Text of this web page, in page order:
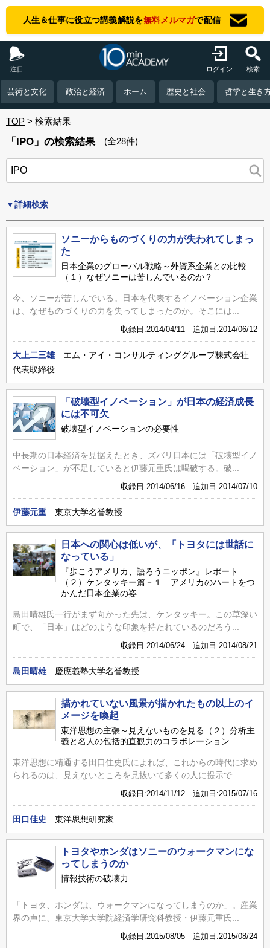
人生＆仕事に役立つ講義解説を無料メルマガで配信
注目 ログイン 検索
芸術と文化 政治と経済 ホーム 歴史と社会 哲学と生き
TOP 検索結果
「IPO」の検索結果 (全28件)
▼詳細検索
ソニーからものづくりの力が失われてしまっ
た
日本企業のグローバル戦略～外資系企業との比較
（１）なぜソニーは苦しんでいるのか？
今、ソニーが苦しんでいる。日本を代表するイノベーション企業
は、なぜものづくりの力を失ってしまったのか。そこには...
収録日:2014/04/11 追加日:2014/06/12
大上二三雄
エム・アイ・コンサルティンググループ株式会社
代表取締役
「破壊型イノベーション」が日本の経済成長
には不可欠
破壊型イノベーションの必要性
中長期の日本経済を見据えたとき、ズバリ日本には「破壊型イノ
ベーション」が不足していると伊藤元重氏は喝破する。破...
収録日:2014/06/16 追加日:2014/07/10
伊藤元重 東京大学名誉教授
日本への関心は低いが、「トヨタには世話に
なっている」
『歩こうアメリカ、語ろうニッポン』レポート
（２）ケンタッキー篇－１ アメリカのハートをつ
かんだ日本企業の姿
島田晴雄氏一行がまず向かった先は、ケンタッキー。この草深い
町で、「日本」はどのような印象を持たれているのだろう...
収録日:2014/06/24 追加日:2014/08/21
島田晴雄 慶應義塾大学名誉教授
描かれていない風景が描かれたもの以上のイ
メージを喚起
東洋思想の主張～見えないものを見る（２）分析主
義と名人の包括的直観力のコラボレーション
東洋思想に精通する田口佳史氏によれば、これからの時代に求め
られるのは、見えないところを見抜いて多くの人に提示で...
収録日:2014/11/12 追加日:2015/07/16
田口佳史 東洋思想研究家
トヨタやホンダはソニーのウォークマンにな
ってしまうのか
情報技術の破壊力
「トヨタ、ホンダは、ウォークマンになってしまうのか」。産業
界の声に、東京大学大学院経済学研究科教授・伊藤元重氏...
収録日:2015/08/05 追加日:2015/08/24